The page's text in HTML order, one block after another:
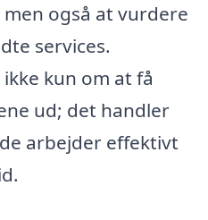
også at vurdere
services.
kun om at få
ud; det handler
arbejder effektivt